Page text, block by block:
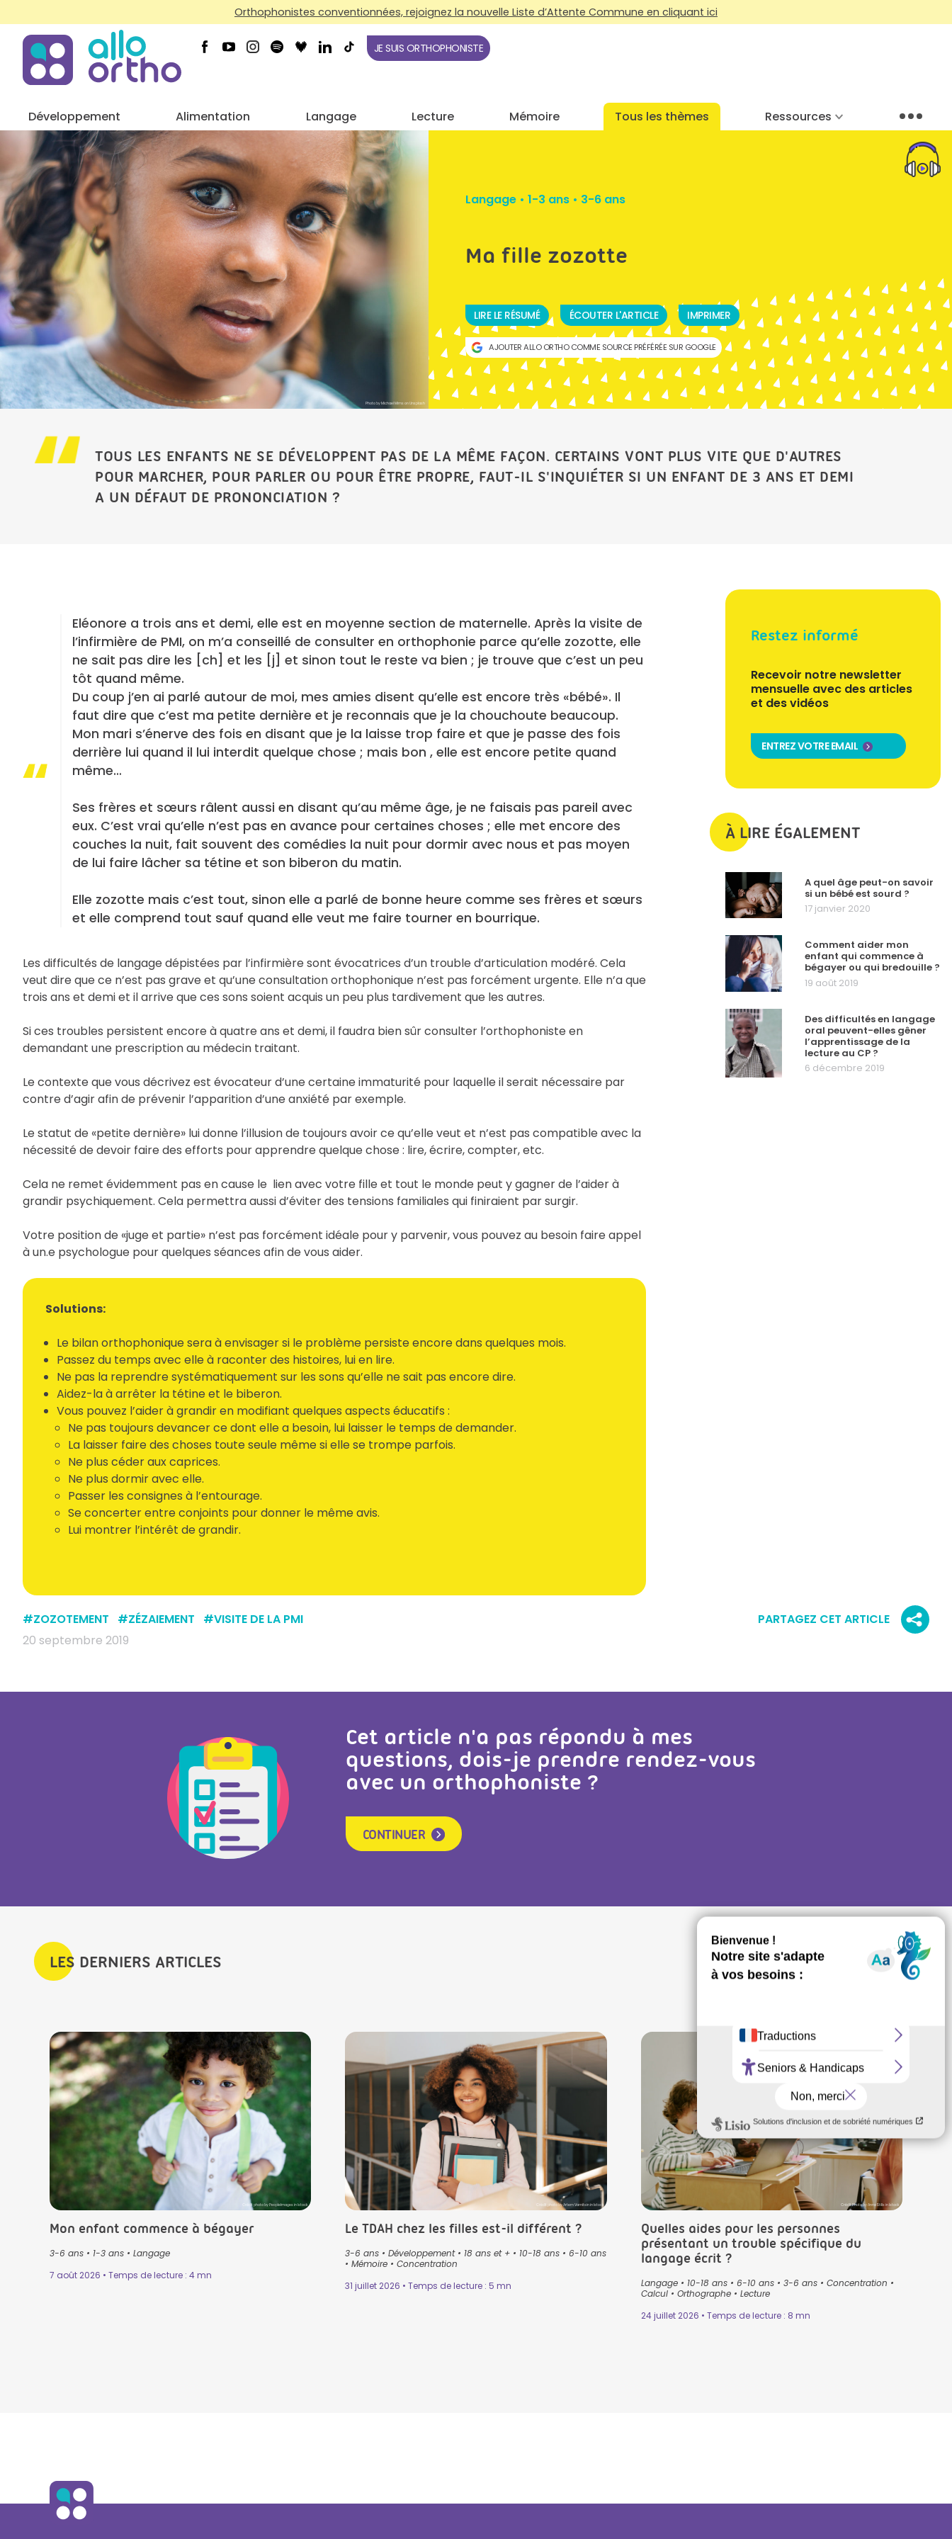
Orthophonistes conventionnées, rejoignez la nouvelle Liste d’Attente Commune en cliquant ici
JE SUIS ORTHOPHONISTE
Développement Alimentation Langage Lecture Mémoire Tous les thèmes Ressources Menu
Photo by Michael Mims on Unsplash
Langage• 1-3 ans• 3-6 ans
Ma fille zozotte
LIRE LE RÉSUMÉ ÉCOUTER L'ARTICLE IMPRIMER
AJOUTER ALLO ORTHO COMME SOURCE PRÉFÉRÉE SUR GOOGLE
TOUS LES ENFANTS NE SE DÉVELOPPENT PAS DE LA MÊME FAÇON. CERTAINS VONT PLUS VITE QUE D'AUTRES
POUR MARCHER, POUR PARLER OU POUR ÊTRE PROPRE, FAUT-IL S'INQUIÉTER SI UN ENFANT DE 3 ANS ET DEMI
A UN DÉFAUT DE PRONONCIATION ?
Restez informé
Recevoir notre newsletter
mensuelle avec des articles
et des vidéos
ENTREZ VOTRE EMAIL
À LIRE ÉGALEMENT
A quel âge peut-on savoir
si un bébé est sourd ?
17 janvier 2020
Comment aider mon
enfant qui commence à
bégayer ou qui bredouille ?
19 août 2019
Des difficultés en langage
oral peuvent-elles gêner
l’apprentissage de la
lecture au CP ?
6 décembre 2019
Eléonore a trois ans et demi, elle est en moyenne section de maternelle. Après la visite de
l’infirmière de PMI, on m’a conseillé de consulter en orthophonie parce qu’elle zozotte, elle
ne sait pas dire les [ch] et les [j] et sinon tout le reste va bien ; je trouve que c’est un peu
tôt quand même.
Du coup j’en ai parlé autour de moi, mes amies disent qu’elle est encore très «bébé». Il
faut dire que c’est ma petite dernière et je reconnais que je la chouchoute beaucoup.
Mon mari s’énerve des fois en disant que je la laisse trop faire et que je passe des fois
derrière lui quand il lui interdit quelque chose ; mais bon , elle est encore petite quand
même…
Ses frères et sœurs râlent aussi en disant qu’au même âge, je ne faisais pas pareil avec
eux. C’est vrai qu’elle n’est pas en avance pour certaines choses ; elle met encore des
couches la nuit, fait souvent des comédies la nuit pour dormir avec nous et pas moyen
de lui faire lâcher sa tétine et son biberon du matin.
Elle zozotte mais c’est tout, sinon elle a parlé de bonne heure comme ses frères et sœurs
et elle comprend tout sauf quand elle veut me faire tourner en bourrique.
Les difficultés de langage dépistées par l’infirmière sont évocatrices d’un trouble d’articulation modéré. Cela
veut dire que ce n’est pas grave et qu’une consultation orthophonique n’est pas forcément urgente. Elle n’a que
trois ans et demi et il arrive que ces sons soient acquis un peu plus tardivement que les autres.
Si ces troubles persistent encore à quatre ans et demi, il faudra bien sûr consulter l’orthophoniste en
demandant une prescription au médecin traitant.
Le contexte que vous décrivez est évocateur d’une certaine immaturité pour laquelle il serait nécessaire par
contre d’agir afin de prévenir l’apparition d’une anxiété par exemple.
Le statut de «petite dernière» lui donne l’illusion de toujours avoir ce qu’elle veut et n’est pas compatible avec la
nécessité de devoir faire des efforts pour apprendre quelque chose : lire, écrire, compter, etc.
Cela ne remet évidemment pas en cause le lien avec votre fille et tout le monde peut y gagner de l’aider à
grandir psychiquement. Cela permettra aussi d’éviter des tensions familiales qui finiraient par surgir.
Votre position de «juge et partie» n’est pas forcément idéale pour y parvenir, vous pouvez au besoin faire appel
à un.e psychologue pour quelques séances afin de vous aider.
Solutions:
Le bilan orthophonique sera à envisager si le problème persiste encore dans quelques mois.
Passez du temps avec elle à raconter des histoires, lui en lire.
Ne pas la reprendre systématiquement sur les sons qu’elle ne sait pas encore dire.
Aidez-la à arrêter la tétine et le biberon.
Vous pouvez l’aider à grandir en modifiant quelques aspects éducatifs :
Ne pas toujours devancer ce dont elle a besoin, lui laisser le temps de demander.
La laisser faire des choses toute seule même si elle se trompe parfois.
Ne plus céder aux caprices.
Ne plus dormir avec elle.
Passer les consignes à l’entourage.
Se concerter entre conjoints pour donner le même avis.
Lui montrer l’intérêt de grandir.
#ZOZOTEMENT #ZÉZAIEMENT #VISITE DE LA PMI
20 septembre 2019
PARTAGEZ CET ARTICLE
Cet article n'a pas répondu à mes
questions, dois-je prendre rendez-vous
avec un orthophoniste ?
CONTINUER
LES DERNIERS ARTICLES
Crédit photo by PeopleImages in Istock
Mon enfant commence à bégayer
3-6 ans• 1-3 ans• Langage
7 août 2026 • Temps de lecture : 4 mn
Crédit photo by Artem Varnitsin in Istock
Le TDAH chez les filles est-il différent ?
3-6 ans •Développement• 18 ans et + • 10-18 ans • 6-10 ans
•Mémoire •Concentration
31 juillet 2026 • Temps de lecture : 5 mn
Crédit Photo by AnnaStills in Istock
Quelles aides pour les personnes
présentant un trouble spécifique du
langage écrit ?
Langage• 10-18 ans• 6-10 ans• 3-6 ans• Concentration •
Calcul• Orthographe• Lecture
24 juillet 2026 • Temps de lecture : 8 mn